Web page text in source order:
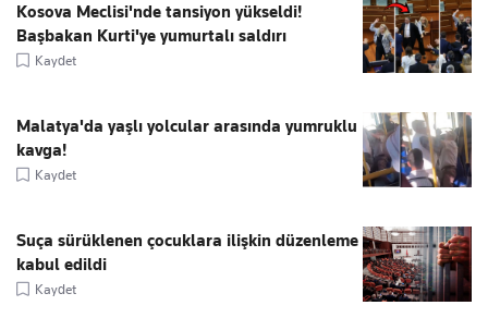
Kosova Meclisi'nde tansiyon yükseldi!
Başbakan Kurti'ye yumurtalı saldırı
Kaydet
Malatya'da yaşlı yolcular arasında yumruklu
kavga!
Kaydet
Suça sürüklenen çocuklara ilişkin düzenleme
kabul edildi
Kaydet